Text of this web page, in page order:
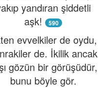
yandıran şiddetli
aşk!
590
evvelkiler de oydu,
de. İkilik ancak
gözün bir görüşüdür,
bunu böyle gör.